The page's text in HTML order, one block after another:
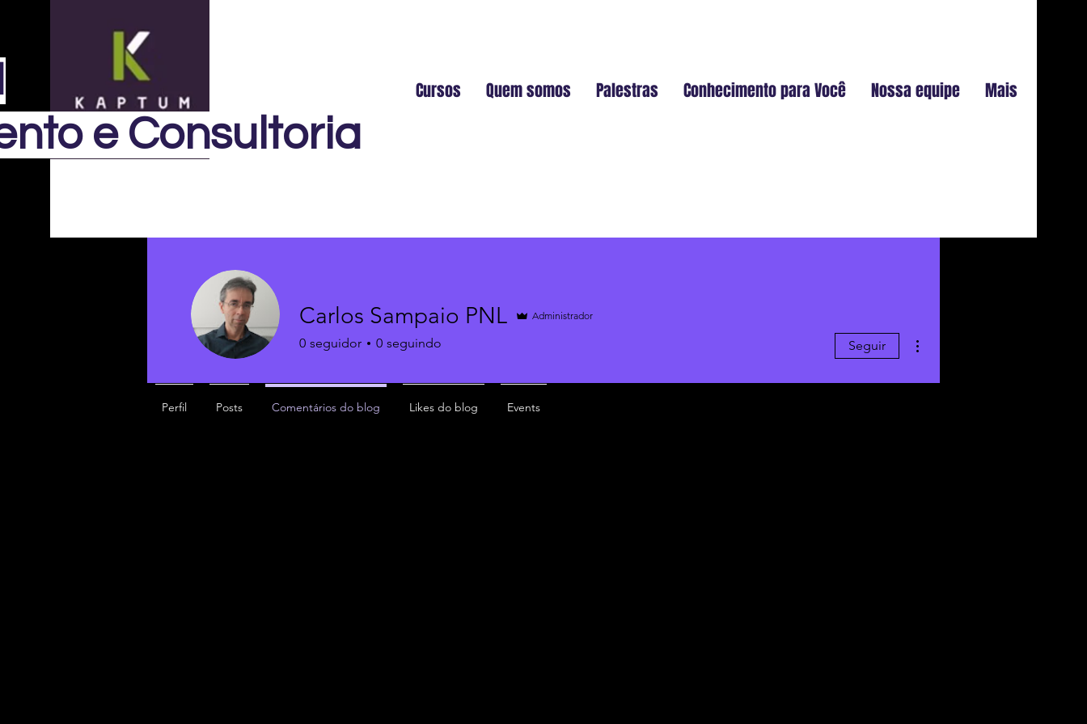
e Consultoria
Cursos Quem somos Palestras Conhecimento para Você Nossa equipe Mais
Carlos Sampaio PNL Administrador
0 seguidor 0 seguindo Seguir
Perfil Posts Comentários do blog Likes do blog Events